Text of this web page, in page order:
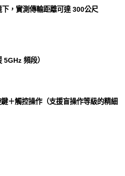
，實測傳輸距離可達 300公尺
頻段）
＋觸控操作（支援盲操作等級的精細